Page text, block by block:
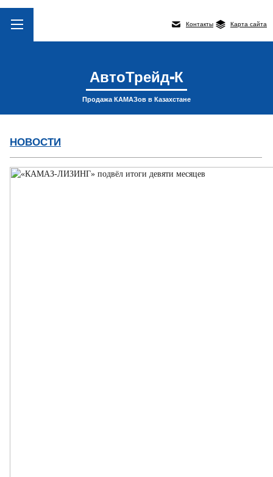
Контакты Карта сайта
АвтоТрейд-К
Продажа КАМАЗов в Казахстане
НОВОСТИ